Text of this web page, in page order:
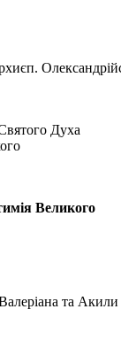
Духа
Великого
та Акили